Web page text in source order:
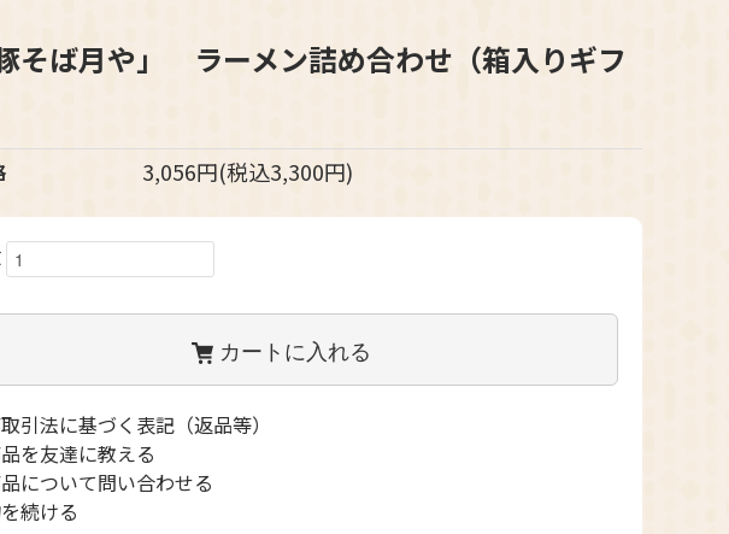
豚そば月や」 ラーメン詰め合わせ（箱入りギフ
3,056円(税込3,300円)
カートに入れる
引法に基づく表記（返品等）
を友達に教える
について問い合わせる
続ける